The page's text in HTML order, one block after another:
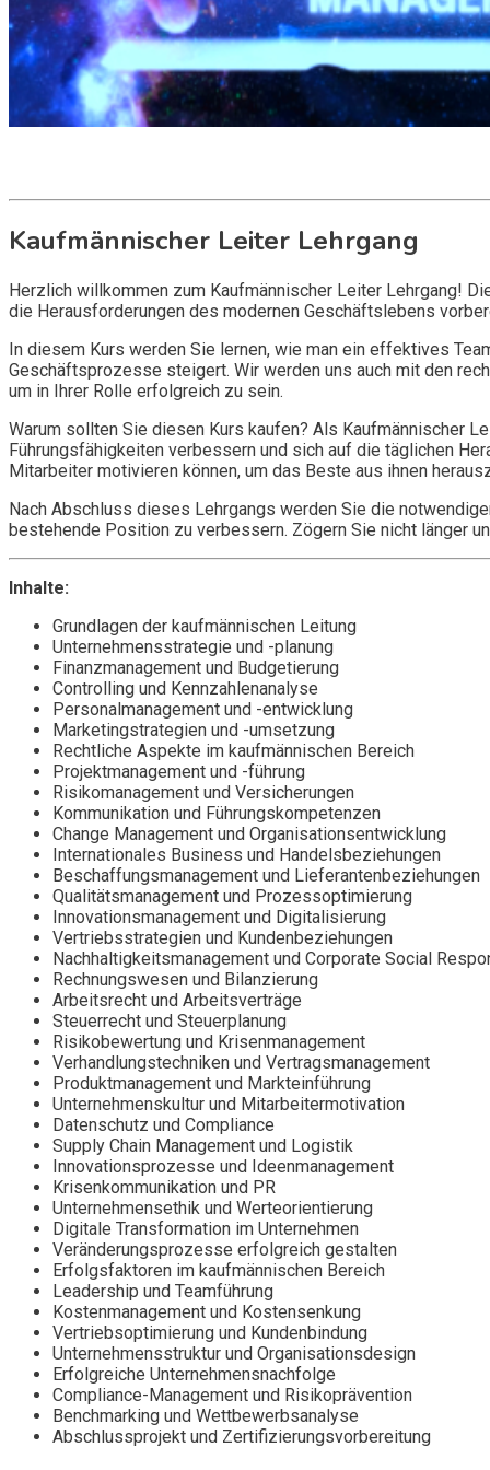
Kaufmännischer Leiter Lehrgang
Herzlich willkommen zum Kaufmännischer Leiter Lehrgang!
die Herausforderungen des modernen Geschäftslebens
In diesem Kurs werden Sie lernen, wie man ein effektives
Geschäftsprozesse steigert. Wir werden uns auch mit den
um in Ihrer Rolle erfolgreich zu sein.
Warum sollten Sie diesen Kurs kaufen? Als Kaufmännischer
Führungsfähigkeiten verbessern und sich auf die täglichen
Mitarbeiter motivieren können, um das Beste aus ihnen
Nach Abschluss dieses Lehrgangs werden Sie die
bestehende Position zu verbessern. Zögern Sie nicht länger
Inhalte:
Grundlagen der kaufmännischen Leitung
Unternehmensstrategie und -planung
Finanzmanagement und Budgetierung
Controlling und Kennzahlenanalyse
Personalmanagement und -entwicklung
Marketingstrategien und -umsetzung
Rechtliche Aspekte im kaufmännischen Bereich
Projektmanagement und -führung
Risikomanagement und Versicherungen
Kommunikation und Führungskompetenzen
Change Management und Organisationsentwicklung
Internationales Business und Handelsbeziehungen
Beschaffungsmanagement und Lieferantenbeziehungen
Qualitätsmanagement und Prozessoptimierung
Innovationsmanagement und Digitalisierung
Vertriebsstrategien und Kundenbeziehungen
Nachhaltigkeitsmanagement und Corporate Social
Rechnungswesen und Bilanzierung
Arbeitsrecht und Arbeitsverträge
Steuerrecht und Steuerplanung
Risikobewertung und Krisenmanagement
Verhandlungstechniken und Vertragsmanagement
Produktmanagement und Markteinführung
Unternehmenskultur und Mitarbeitermotivation
Datenschutz und Compliance
Supply Chain Management und Logistik
Innovationsprozesse und Ideenmanagement
Krisenkommunikation und PR
Unternehmensethik und Werteorientierung
Digitale Transformation im Unternehmen
Veränderungsprozesse erfolgreich gestalten
Erfolgsfaktoren im kaufmännischen Bereich
Leadership und Teamführung
Kostenmanagement und Kostensenkung
Vertriebsoptimierung und Kundenbindung
Unternehmensstruktur und Organisationsdesign
Erfolgreiche Unternehmensnachfolge
Compliance-Management und Risikoprävention
Benchmarking und Wettbewerbsanalyse
Abschlussprojekt und Zertifizierungsvorbereitung